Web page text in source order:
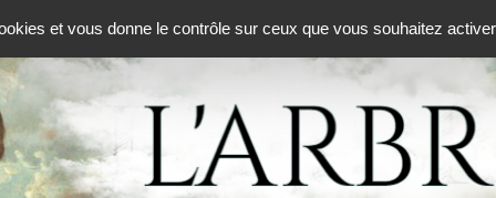
et vous donne le contrôle sur ceux que vous souhaitez activer